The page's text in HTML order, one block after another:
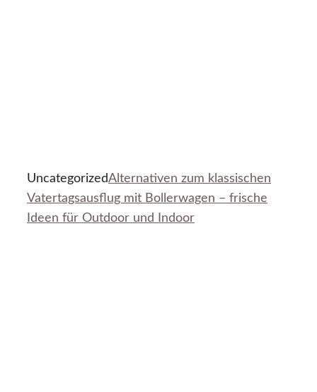
UncategorizedAlternativen zum klassischen
Vatertagsausflug mit Bollerwagen – frische
Ideen für Outdoor und Indoor